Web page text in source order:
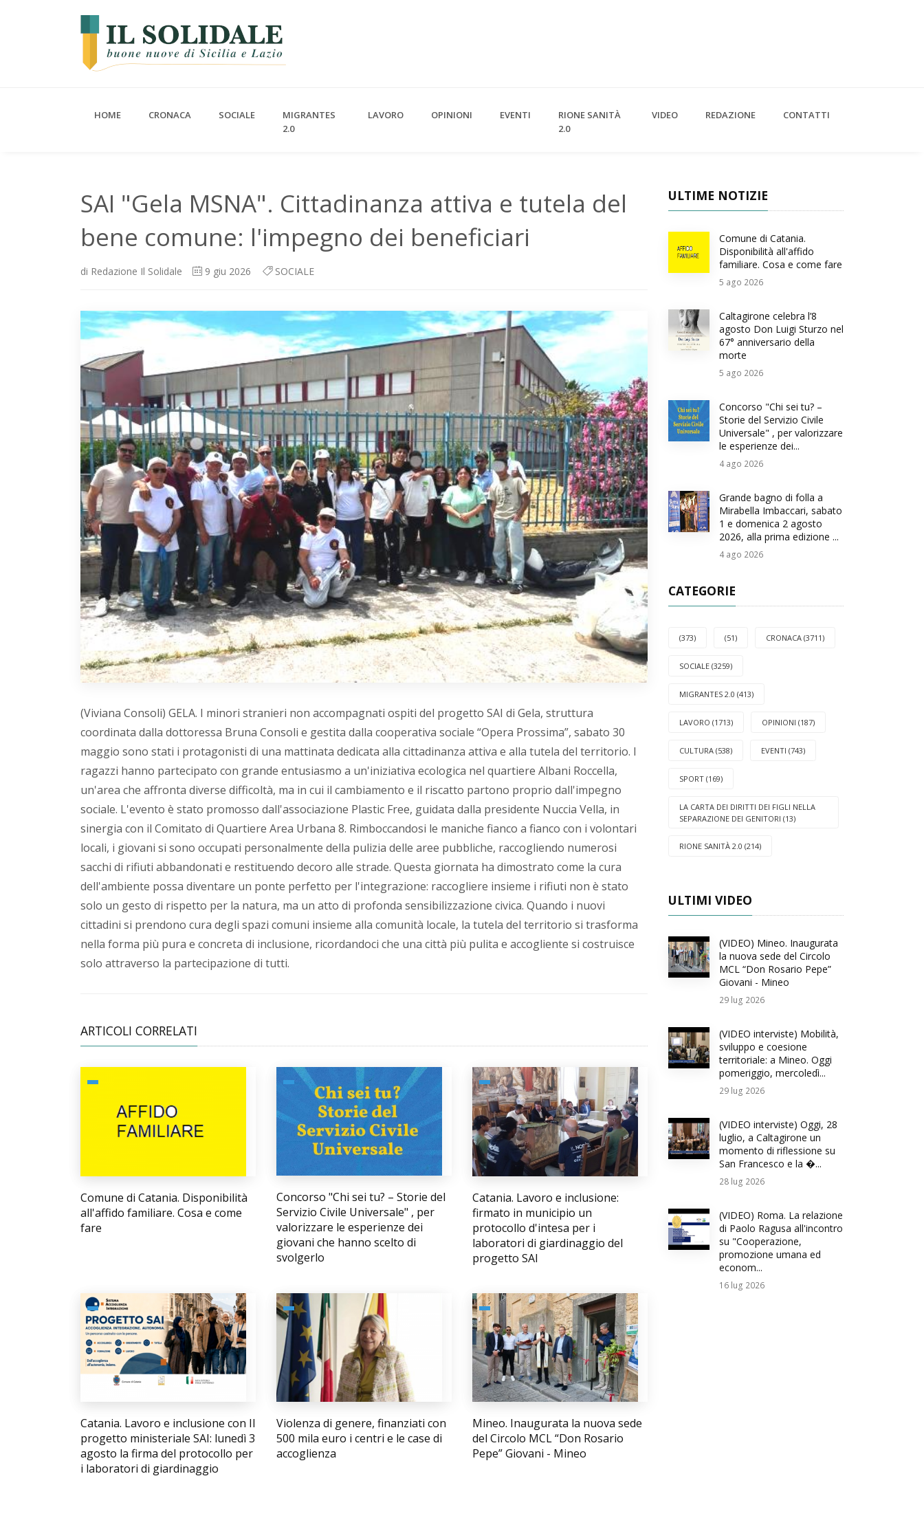
HOME CRONACA SOCIALE
MIGRANTES
2.0
LAVORO OPINIONI EVENTI
RIONE SANITÀ
2.0
VIDEO REDAZIONE CONTATTI
SAI "Gela MSNA". Cittadinanza attiva e tutela del
bene comune: l'impegno dei beneficiari
di Redazione Il Solidale 9 giu 2026 SOCIALE
(Viviana Consoli) GELA. I minori stranieri non accompagnati ospiti del progetto SAI di Gela, struttura
coordinata dalla dottoressa Bruna Consoli e gestita dalla cooperativa sociale “Opera Prossima”, sabato 30
maggio sono stati i protagonisti di una mattinata dedicata alla cittadinanza attiva e alla tutela del territorio. I
ragazzi hanno partecipato con grande entusiasmo a un'iniziativa ecologica nel quartiere Albani Roccella,
un'area che affronta diverse difficoltà, ma in cui il cambiamento e il riscatto partono proprio dall'impegno
sociale. L'evento è stato promosso dall'associazione Plastic Free, guidata dalla presidente Nuccia Vella, in
sinergia con il Comitato di Quartiere Area Urbana 8. Rimboccandosi le maniche fianco a fianco con i volontari
locali, i giovani si sono occupati personalmente della pulizia delle aree pubbliche, raccogliendo numerosi
sacchi di rifiuti abbandonati e restituendo decoro alle strade. Questa giornata ha dimostrato come la cura
dell'ambiente possa diventare un ponte perfetto per l'integrazione: raccogliere insieme i rifiuti non è stato
solo un gesto di rispetto per la natura, ma un atto di profonda sensibilizzazione civica. Quando i nuovi
cittadini si prendono cura degli spazi comuni insieme alla comunità locale, la tutela del territorio si trasforma
nella forma più pura e concreta di inclusione, ricordandoci che una città più pulita e accogliente si costruisce
solo attraverso la partecipazione di tutti.
ARTICOLI CORRELATI
Comune di Catania. Disponibilità
all'affido familiare. Cosa e come
fare
Concorso "Chi sei tu? – Storie del
Servizio Civile Universale" , per
valorizzare le esperienze dei
giovani che hanno scelto di
svolgerlo
Catania. Lavoro e inclusione:
firmato in municipio un
protocollo d'intesa per i
laboratori di giardinaggio del
progetto SAI
Catania. Lavoro e inclusione con Il
progetto ministeriale SAI: lunedì 3
agosto la firma del protocollo per
i laboratori di giardinaggio
Violenza di genere, finanziati con
500 mila euro i centri e le case di
accoglienza
Mineo. Inaugurata la nuova sede
del Circolo MCL “Don Rosario
Pepe” Giovani - Mineo
ULTIME NOTIZIE
Comune di Catania.
Disponibilità all'affido
familiare. Cosa e come fare
5 ago 2026
Caltagirone celebra l’8
agosto Don Luigi Sturzo nel
67° anniversario della
morte
5 ago 2026
Concorso "Chi sei tu? –
Storie del Servizio Civile
Universale" , per valorizzare
le esperienze dei...
4 ago 2026
Grande bagno di folla a
Mirabella Imbaccari, sabato
1 e domenica 2 agosto
2026, alla prima edizione ...
4 ago 2026
CATEGORIE
(373) (51) CRONACA (3711)
SOCIALE (3259)
MIGRANTES 2.0 (413)
LAVORO (1713) OPINIONI (187)
CULTURA (538) EVENTI (743)
SPORT (169)
LA CARTA DEI DIRITTI DEI FIGLI NELLA
SEPARAZIONE DEI GENITORI (13)
RIONE SANITÀ 2.0 (214)
ULTIMI VIDEO
(VIDEO) Mineo. Inaugurata
la nuova sede del Circolo
MCL “Don Rosario Pepe”
Giovani - Mineo
29 lug 2026
(VIDEO interviste) Mobilità,
sviluppo e coesione
territoriale: a Mineo. Oggi
pomeriggio, mercoledì...
29 lug 2026
(VIDEO interviste) Oggi, 28
luglio, a Caltagirone un
momento di riflessione su
San Francesco e la �...
28 lug 2026
(VIDEO) Roma. La relazione
di Paolo Ragusa all'incontro
su "Cooperazione,
promozione umana ed
econom...
16 lug 2026